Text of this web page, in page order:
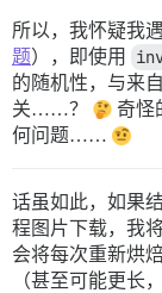
所以，我怀疑我
题），即使用
的随机性，与来
关……？
奇怪
何问题……
话虽如此，如果
程图片下载，我
会将每次重新烘
（甚至可能更长